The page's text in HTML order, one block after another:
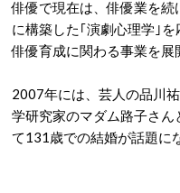
俳優で現在は、俳優業を
に構築した｢演劇心理学｣を
俳優育成に関わる事業を展
2007年には、芸人の品川
学研究家のマダム路子さ
て131歳での結婚が話題に